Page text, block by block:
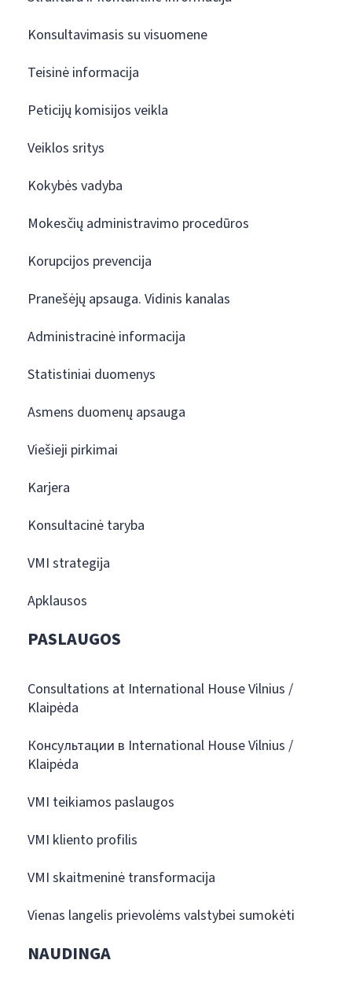
Konsultavimasis su visuomene
Teisinė informacija
Peticijų komisijos veikla
Veiklos sritys
Kokybės vadyba
Mokesčių administravimo procedūros
Korupcijos prevencija
Pranešėjų apsauga. Vidinis kanalas
Administracinė informacija
Statistiniai duomenys
Asmens duomenų apsauga
Viešieji pirkimai
Karjera
Konsultacinė taryba
VMI strategija
Apklausos
PASLAUGOS
Consultations at International House Vilnius /
Klaipėda
Консультации в International House Vilnius /
Klaipėda
VMI teikiamos paslaugos
VMI kliento profilis
VMI skaitmeninė transformacija
Vienas langelis prievolėms valstybei sumokėti
NAUDINGA